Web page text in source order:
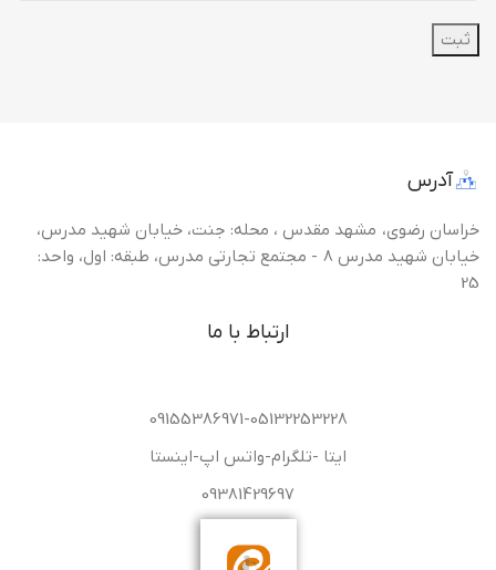
آدرس
خراسان رضوی، مشهد مقدس ، محله: جنت، خیابان شهید مدرس،
خیابان شهید مدرس 8 - مجتمع تجارتی مدرس، طبقه: اول، واحد:
25
ارتباط با ما
09155386971-05132253228
ایتا -تلگرام-واتس اپ-اینستا
09381429697